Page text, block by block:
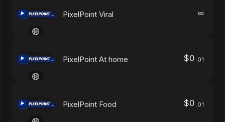
PixelPoint Viral ∞
PixelPoint At home $0 .01
PixelPoint Food $0 .01